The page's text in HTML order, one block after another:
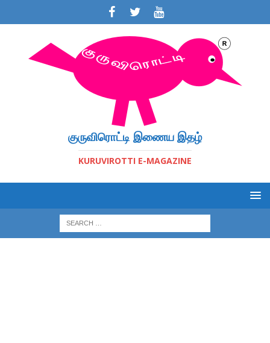
குருவிரொட்டி இணைய இதழ்
KURUVIROTTI E-MAGAZINE